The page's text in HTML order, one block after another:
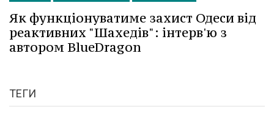
Як функціонуватиме захист Одеси від
реактивних "Шахедів": інтерв'ю з
автором BlueDragon
ТЕГИ